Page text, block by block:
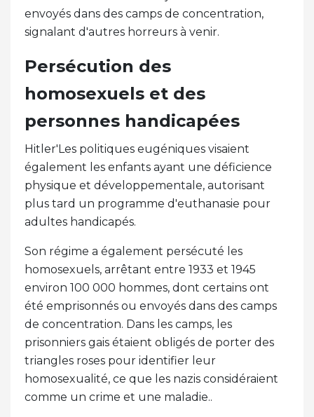
envoyés dans des camps de concentration,
signalant d'autres horreurs à venir.
Persécution des
homosexuels et des
personnes handicapées
Hitler'Les politiques eugéniques visaient
également les enfants ayant une déficience
physique et développementale, autorisant
plus tard un programme d'euthanasie pour
adultes handicapés.
Son régime a également persécuté les
homosexuels, arrêtant entre 1933 et 1945
environ 100 000 hommes, dont certains ont
été emprisonnés ou envoyés dans des camps
de concentration. Dans les camps, les
prisonniers gais étaient obligés de porter des
triangles roses pour identifier leur
homosexualité, ce que les nazis considéraient
comme un crime et une maladie..